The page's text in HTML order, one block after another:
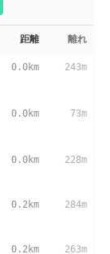
距離 離れ
0.0km 243m
0.0km 73m
0.0km 228m
0.2km 284m
0.2km 263m